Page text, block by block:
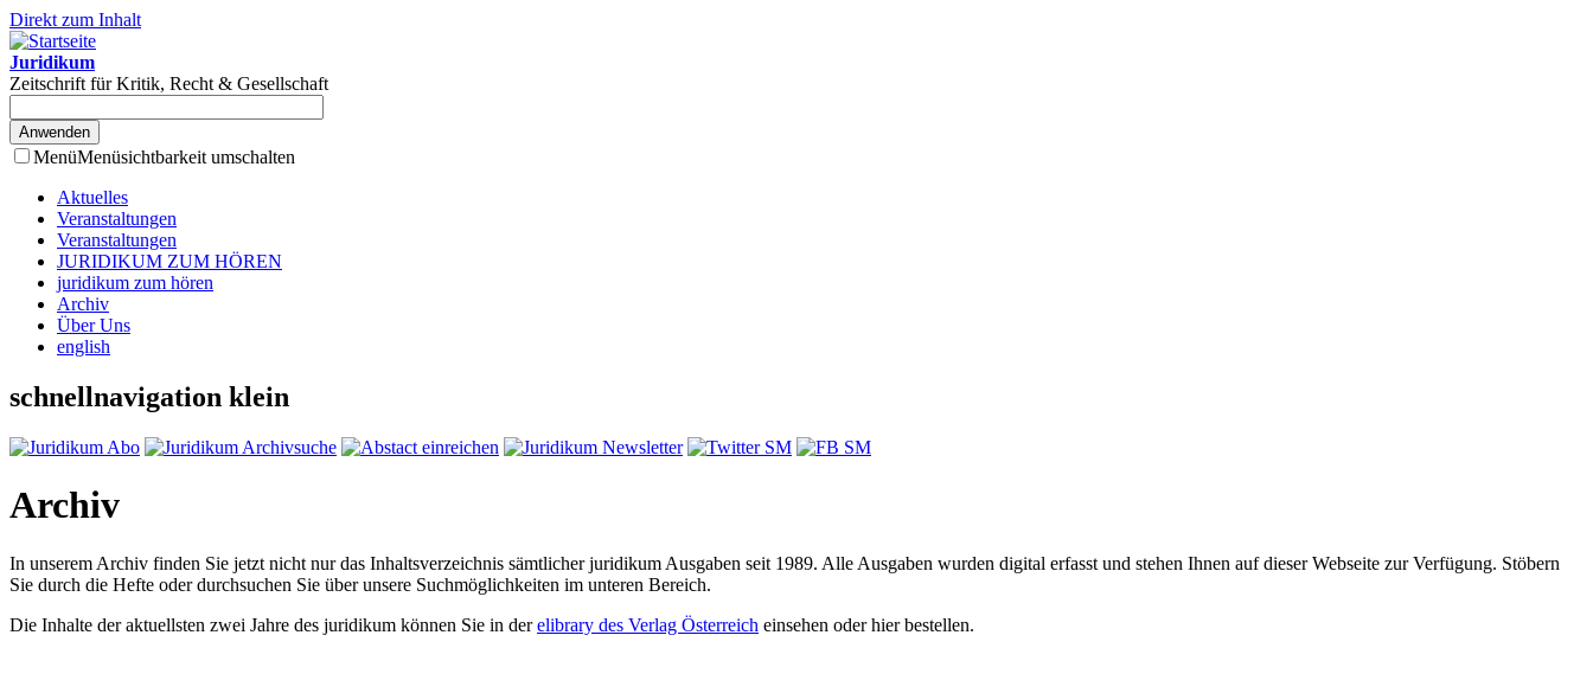
Direkt zum Inhalt
Juridikum
Zeitschrift für Kritik, Recht & Gesellschaft
MenüMenüsichtbarkeit umschalten
Aktuelles
Veranstaltungen
Veranstaltungen
JURIDIKUM ZUM HÖREN
juridikum zum hören
Archiv
Über Uns
english
schnellnavigation klein
Archiv
In unserem Archiv finden Sie jetzt nicht nur das Inhaltsverzeichnis sämtlicher juridikum Ausgaben seit 1989. Alle Ausgaben wurden digital erfasst und stehen Ihnen auf dieser Webseite zur Verfügung. Stöbern
Sie durch die Hefte oder durchsuchen Sie über unsere Suchmöglichkeiten im unteren Bereich.
Die Inhalte der aktuellsten zwei Jahre des juridikum können Sie in derelibrary des Verlag Österreich einsehen oder hier bestellen.